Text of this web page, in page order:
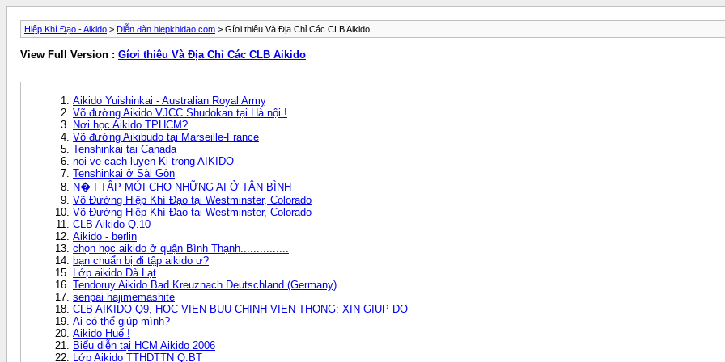
Hiệp Khí Đạo - Aikido > Diễn đàn hiepkhidao.com > Gíơi thiêu Và Địa Chỉ Các CLB Aikido
View Full Version : Gíơi thiêu Và Địa Chỉ Các CLB Aikido
Aikido Yuishinkai - Australian Royal Armỵ
Võ đường Aikido VJCC Shudokan tại Hà nội !
Nơi học Aikido TPHCM?
Võ đường Aikibudo tại Marseille-France
Tenshinkai tại Canada
noi ve cach luyen Ki trong AIKIDO
Tenshinkai ở Sài Gòn
N� I TẬP MỚI CHO NHỮNG AI Ở TÂN BÌNH
Võ Đường Hiệp Khí Đạo tại Westminster, Colorado
Võ Đường Hiệp Khí Đạo tại Westminster, Colorado
CLB Aikido Q.10
Aikido - berlin
chọn học aikido ở quận Bình Thạnh...............
bạn chuẩn bị đi tập aikido ư?
Lớp aikido Đà Lạt
Tendoruy Aikido Bad Kreuznach Deutschland (Germany)
senpai hajimemashite
CLB AIKIDO Q9, HOC VIEN BUU CHINH VIEN THONG: XIN GIUP DO
Ai có thể giúp mình?
Aikido Huế !
Biểu diễn tại HCM Aikido 2006
Lớp Aikido TTHDTTN Q.BT